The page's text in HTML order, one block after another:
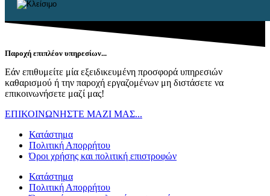
Παροχή επιπλέον υπηρεσίων...
Εάν επιθυμείτε μία εξειδικευμένη προσφορά υπηρεσιών
καθαρισμού ή την παροχή εργαζομένων μη διστάσετε να
επικοινωνήσετε μαζί μας!
ΕΠΙΚΟΙΝΩΝΗΣΤΕ ΜΑΖΙ ΜΑΣ...
Κατάστημα
Πολιτική Απορρήτου
Όροι χρήσης και πολιτική επιστροφών
Κατάστημα
Πολιτική Απορρήτου